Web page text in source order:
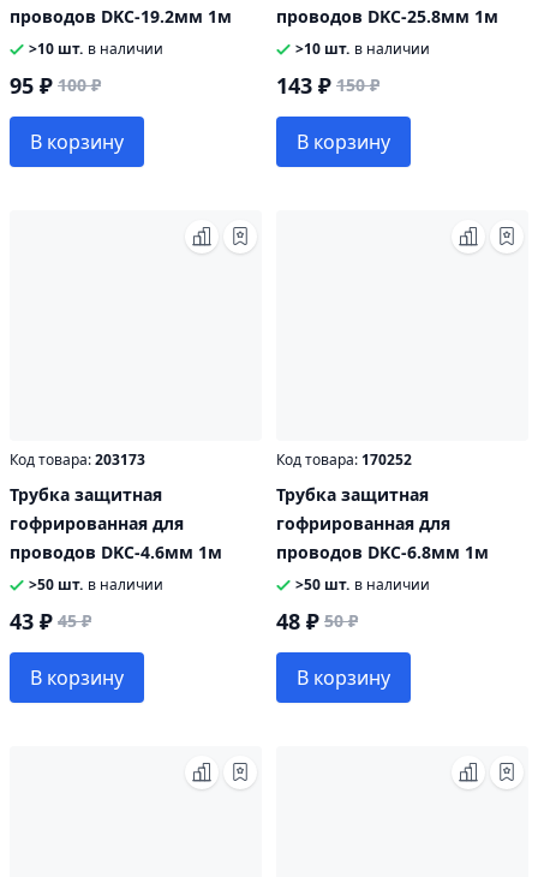
проводов DKC-19.2мм 1м
>10 шт. в наличии
95 ₽ 100 ₽
В корзину
проводов DKC-25.8мм 1м
>10 шт. в наличии
143 ₽ 150 ₽
В корзину
Код товара:203173
Трубка защитная
гофрированная для
проводов DKC-4.6мм 1м
>50 шт. в наличии
43 ₽ 45 ₽
В корзину
Код товара: 170252
Трубка защитная
гофрированная для
проводов DKC-6.8мм 1м
>50 шт. в наличии
48 ₽ 50 ₽
В корзину